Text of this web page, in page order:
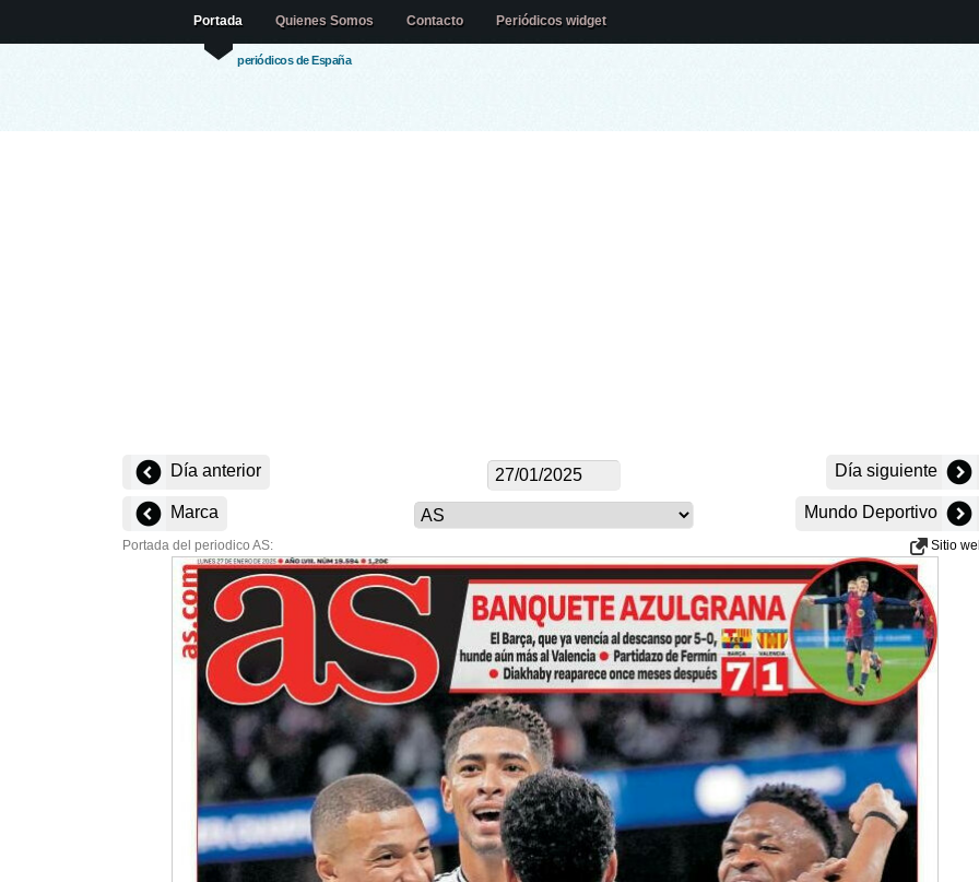
periódicos de España
Portada Quienes Somos Contacto Periódicos widget
Día anterior Día siguiente
Marca Mundo Deportivo
Portada del periodico AS: Sitio